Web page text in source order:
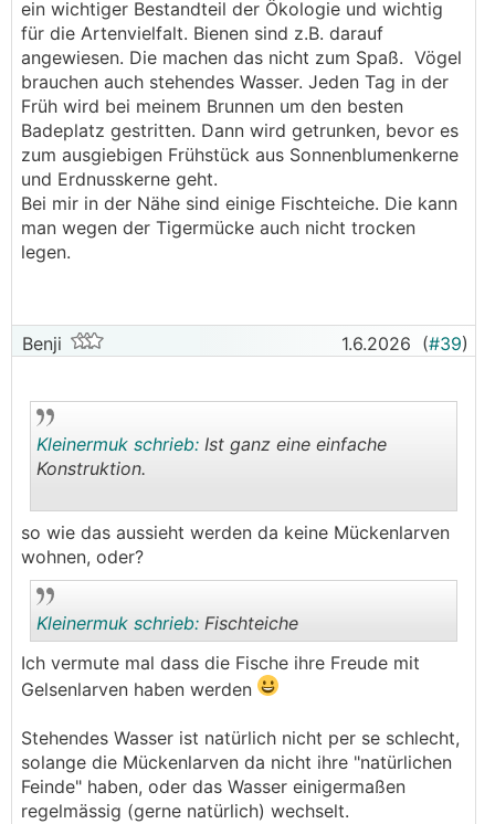
ein wichtiger Bestandteil der Ökologie und wichtig
für die Artenvielfalt. Bienen sind z.B. darauf
angewiesen. Die machen das nicht zum Spaß. Vögel
brauchen auch stehendes Wasser. Jeden Tag in der
Früh wird bei meinem Brunnen um den besten
Badeplatz gestritten. Dann wird getrunken, bevor es
zum ausgiebigen Frühstück aus Sonnenblumenkerne
und Erdnusskerne geht.
Bei mir in der Nähe sind einige Fischteiche. Die kann
man wegen der Tigermücke auch nicht trocken
legen.
Benji 1.6.2026 (#39)
..
Kleinermuk schrieb: Ist ganz eine einfache
Konstruktion.
so wie das aussieht werden da keine Mückenlarven
wohnen, oder?
Kleinermuk schrieb: Fischteiche
Ich vermute mal dass die Fische ihre Freude mit
Gelsenlarven haben werden
Stehendes Wasser ist natürlich nicht per se schlecht,
solange die Mückenlarven da nicht ihre "natürlichen
Feinde" haben, oder das Wasser einigermaßen
regelmässig (gerne natürlich) wechselt.